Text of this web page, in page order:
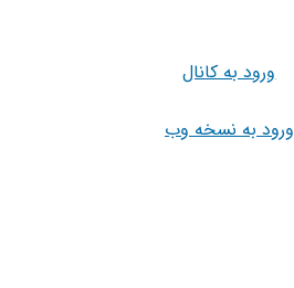
ورود به کانال
ورود به نسخه وب